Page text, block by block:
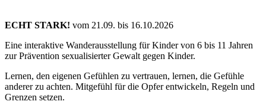
ECHT STARK! vom 21.09. bis 16.10.2026
Eine interaktive Wanderausstellung für Kinder von 6 bis 11 Jahren
zur Prävention sexualisierter Gewalt gegen Kinder.
Lernen, den eigenen Gefühlen zu vertrauen, lernen, die Gefühle
anderer zu achten. Mitgefühl für die Opfer entwickeln, Regeln und
Grenzen setzen.